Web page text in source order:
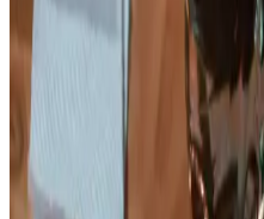
Precio desde:
Reservar